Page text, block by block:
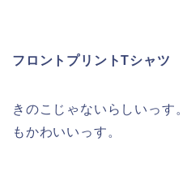
フロントプリントTシャツ
きのこじゃないらしいっす
もかわいいっす。